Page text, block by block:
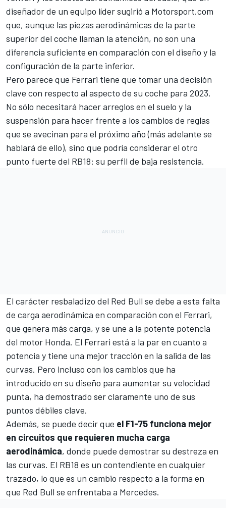
diseñador de un equipo líder sugirió a Motorsport.com
que, aunque las piezas aerodinámicas de la parte
superior del coche llaman la atención, no son una
diferencia suficiente en comparación con el diseño y la
configuración de la parte inferior.
Pero parece que Ferrari tiene que tomar una decisión
clave con respecto al aspecto de su coche para 2023.
No sólo necesitará hacer arreglos en el suelo y la
suspensión para hacer frente a los cambios de reglas
que se avecinan para el próximo año (más adelante se
hablará de ello), sino que podría considerar el otro
punto fuerte del RB18: su perfil de baja resistencia.
El carácter resbaladizo del Red Bull se debe a esta falta
de carga aerodinámica en comparación con el Ferrari,
que genera más carga, y se une a la potente potencia
del motor Honda. El Ferrari está a la par en cuanto a
potencia y tiene una mejor tracción en la salida de las
curvas. Pero incluso con los cambios que ha
introducido en su diseño para aumentar su velocidad
punta, ha demostrado ser claramente uno de sus
puntos débiles clave.
Además, se puede decir que el F1-75 funciona mejor
en circuitos que requieren mucha carga
aerodinámica, donde puede demostrar su destreza en
las curvas. El RB18 es un contendiente en cualquier
trazado, lo que es un cambio respecto a la forma en
que Red Bull se enfrentaba a Mercedes.